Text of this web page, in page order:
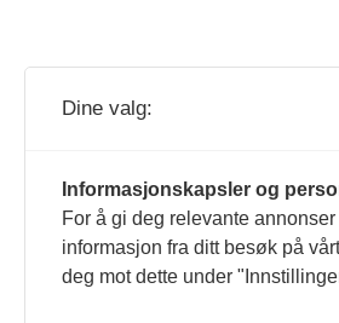
Bedre Gardsdrift
er formulert i
Dine valg:
Informasjonskapsler og
For å gi deg relevante
informasjon fra ditt besøk på
deg mot dette under